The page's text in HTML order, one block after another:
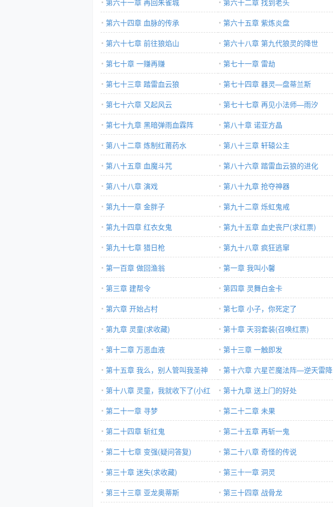
第六十一章 再回朱雀城
第六十二章 找到老头
第六十四章 血脉的传承
第六十五章 紫炼炎盘
第六十七章 前往狼焰山
第六十八章 第九代狼灵的降世
第七十章 一赚再赚
第七十一章 雷劫
第七十三章 踏雷血云狼
第七十四章 器灵—盘蒂兰斯
第七十六章 又起风云
第七十七章 再见小法师—雨汐
第七十九章 黑暗弹雨血霖阵
第八十章 诺亚方晶
第八十二章 炼制红莆药水
第八十三章 轩辕公主
第八十五章 血魔斗咒
第八十六章 踏雷血云狼的进化
第八十八章 演戏
第八十九章 抢夺神器
第九十一章 金胖子
第九十二章 烁虹鬼戒
第九十四章 红衣女鬼
第九十五章 血史丧尸(求红票)
第九十七章 猎日枪
第九十八章 疯狂逃窜
第一百章 做回渔翁
第一章 我叫小馨
第三章 建帮令
第四章 灵舞白金卡
第六章 开始占村
第七章 小子，你死定了
第九章 灵童(求收藏)
第十章 天羽套装(召唤红票)
第十二章 万恶血液
第十三章 一触即发
第十五章 我么，别人管叫我圣神
第十六章 六星芒魔法阵—逆天雷降
第十八章 灵童，我就收下了(小红
票)
第十九章 送上门的好处
第二十一章 寻梦
第二十二章 未果
第二十四章 斩红鬼
第二十五章 再斩一鬼
第二十七章 变强(疑问答复)
第二十八章 奇怪的传说
第三十章 迷失(求收藏)
第三十一章 洞灵
第三十三章 亚龙奥蒂斯
第三十四章 战骨龙